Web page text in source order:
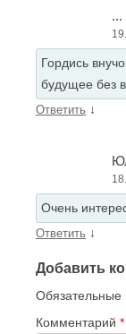
...
Гордись
будущее без
Ответить ↓
Очень
Ответить ↓
Добавить
Комментарий *